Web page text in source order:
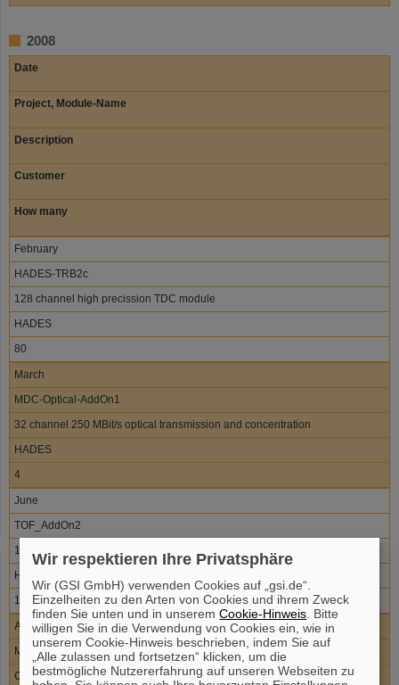
2008
Date
Project, Module-Name
Description
Customer
How many
February
HADES-TRB2c
128 channel high precission TDC module
HADES
80
March
MDC-Optical-AddOn1
32 channel 250 MBit/s optical transmission and concentration
HADES
4
June
TOF_AddOn2
128 channel LE-Discriminator and charge measurement
HADES
18
August
MDC-DC-LWL1
Optical Readout for MDC-FEE
Wir respektieren Ihre Privatsphäre
Wir (GSI GmbH) verwenden Cookies auf „gsi.de“.
Einzelheiten zu den Arten von Cookies und ihrem Zweck
finden Sie unten und in unseremCookie-Hinweis . Bitte
willigen Sie in die Verwendung von Cookies ein, wie in
unserem Cookie-Hinweis beschrieben, indem Sie auf
„Alle zulassen und fortsetzen“ klicken, um die
bestmögliche Nutzererfahrung auf unseren Webseiten zu